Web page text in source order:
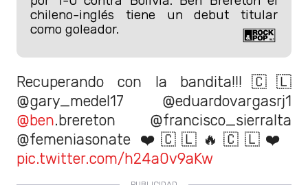
chileno-inglés tiene un debut titular
como goleador.
Recuperando con la bandita!!!🇨🇱
@gary_medel17 @eduardovargasrj1
@ben.brereton @francisco_sierralta
@femeniasonate ❤️🇨🇱🔥🇨🇱❤️
pic.twitter.com/h24a0v9aKw